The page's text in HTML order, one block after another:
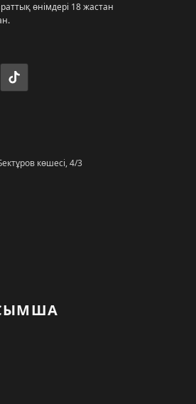
өнімдері 18 жастан
көшесі, 4/3